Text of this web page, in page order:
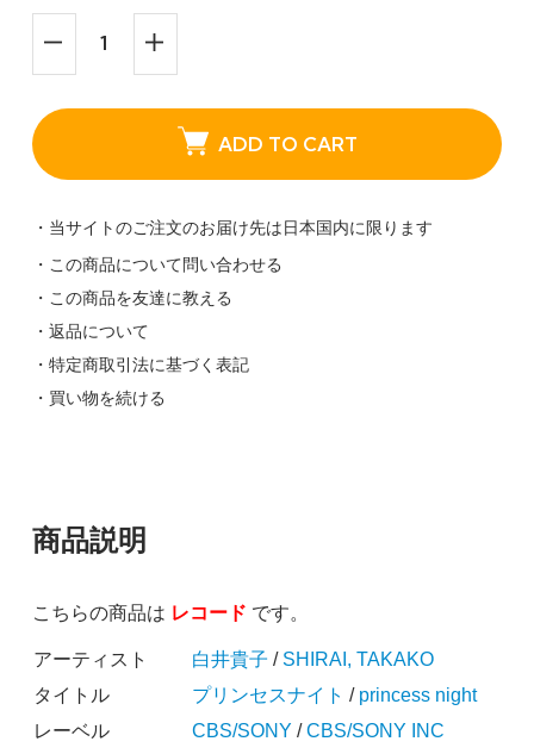
ADD TO CART
・当サイトのご注文のお届け先は日本国内に限ります
・この商品について問い合わせる
・この商品を友達に教える
・返品について
・特定商取引法に基づく表記
・買い物を続ける
商品説明
こちらの商品は レコード です。
アーティスト 白井貴子 / SHIRAI, TAKAKO
タイトル
プリンセスナイト / princess night
レーベル
CBS/SONY /CBS/SONY INC